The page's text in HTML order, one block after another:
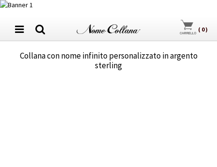
( 0)
Collana con nome infinito personalizzato in argento
sterling